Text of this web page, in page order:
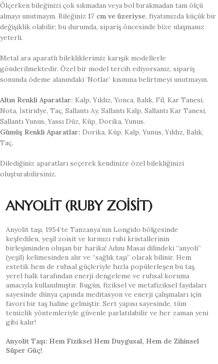
Ölçerken bileğinizi çok sıkmadan veya bol bırakmadan tam ölçü
almayı unutmayın. Bileğiniz 17 cm ve üzeriyse, fiyatımızda küçük bir
değişiklik olabilir; bu durumda, sipariş öncesinde bize ulaşmanız
yeterli.
Metal ara aparatlı bilekliklerimiz karışık modellerle
gönderilmektedir. Özel bir model tercih ediyorsanız, sipariş
sonunda ödeme alanındaki ‘Notlar’ kısmına belirtmeyi unutmayın.
Altın Renkli Aparatlar: Kalp, Yıldız, Yonca, Balık, Fil, Kar Tanesi,
Nota, İstiridye, Taç, Sallantı Ay, Sallantı Kalp, Sallantı Kar Tanesi,
Sallantı Yunus, Yassı Düz, Küp, Dorika, Yunus.
Gümüş Renkli Aparatlar: Dorika, Küp, Kalp, Yunus, Yıldız, Balık,
Taç.
Dilediğiniz aparatları seçerek kendinize özel bilekliğinizi
oluşturabilirsiniz.
ANYOLİT (RUBY ZOİSİT)
Anyolit taşı, 1954’te Tanzanya’nın Longido bölgesinde
keşfedilen, yeşil zoisit ve kırmızı rubi kristallerinin
birleşiminden oluşan bir harika! Adını Masai dilindeki “anyoli”
(yeşil) kelimesinden alır ve “sağlık taşı” olarak bilinir. Hem
estetik hem de ruhsal güçleriyle hızla popülerleşen bu taş,
yerel halk tarafından enerji dengeleme ve ruhsal koruma
amacıyla kullanılmıştır. Bugün, fiziksel ve metafiziksel faydaları
sayesinde dünya çapında meditasyon ve enerji çalışmaları için
favori bir taş haline gelmiştir. Sert yapısı sayesinde, tüm
temizlik yöntemleriyle güvenle parlatılabilir ve her zaman yeni
gibi kalır!
Anyolit Taşı: Hem Fiziksel Hem Duygusal, Hem de Zihinsel
Süper Güç!